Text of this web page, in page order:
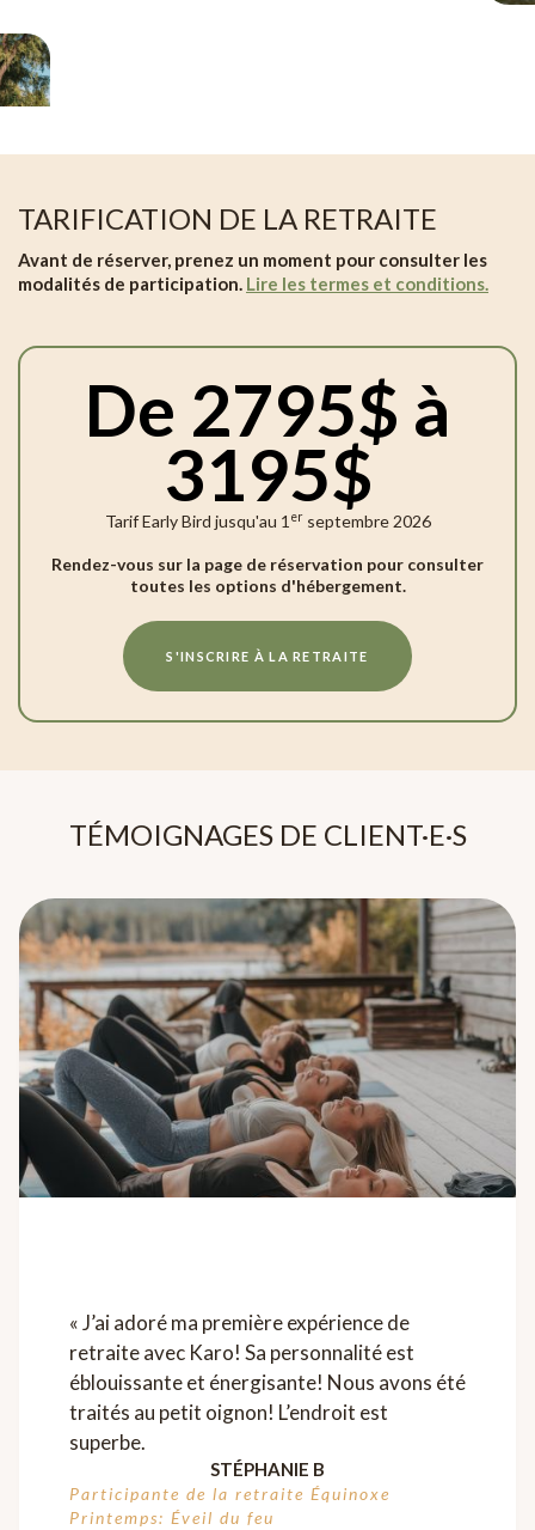
TARIFICATION DE LA RETRAITE
Avant de réserver, prenez un moment pour consulter les
modalités de participation. Lire les termes et conditions.
De 2795$ à
3195$
Tarif Early Bird jusqu'au 1 erseptembre 2026
Rendez-vous sur la page de réservation pour consulter
toutes les options d'hébergement.
S'INSCRIRE À LA RETRAITE
TÉMOIGNAGES DE CLIENT·E·S
« J’ai adoré ma première expérience de
retraite avec Karo! Sa personnalité est
éblouissante et énergisante! Nous avons été
traités au petit oignon! L’endroit est
superbe.
STÉPHANIE B
Participante de la retraite Équinoxe
Printemps: Éveil du feu